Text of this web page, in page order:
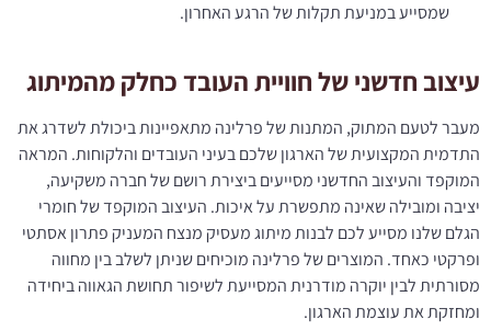
שמסייע במניעת תקלות של הרגע האחרון.
עיצוב חדשני של חוויית העובד כחלק מהמיתוג
מעבר לטעם המתוק, המתנות של פרלינה מתאפיינות ביכולת לשדרג את
התדמית המקצועית של הארגון שלכם בעיני העובדים והלקוחות. המראה
המוקפד והעיצוב החדשני מסייעים ביצירת רושם של חברה משקיעה,
יציבה ומובילה שאינה מתפשרת על איכות. העיצוב המוקפד של חומרי
הגלם שלנו מסייע לכם לבנות מיתוג מעסיק מנצח המעניק פתרון אסתטי
ופרקטי כאחד. המוצרים של פרלינה מוכיחים שניתן לשלב בין מחווה
מסורתית לבין יוקרה מודרנית המסייעת לשיפור תחושת הגאווה ביחידה
ומחזקת את עוצמת הארגון.